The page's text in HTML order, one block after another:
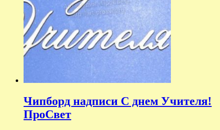
Чипборд надписи С днем Учителя!
ПроСвет